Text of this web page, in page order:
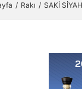
Rakı SAKİ